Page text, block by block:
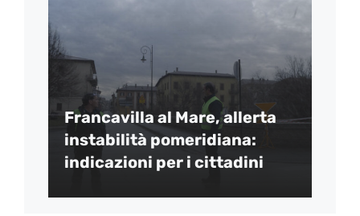
Francavilla al Mare, allerta
instabilità pomeridiana:
indicazioni per i cittadini